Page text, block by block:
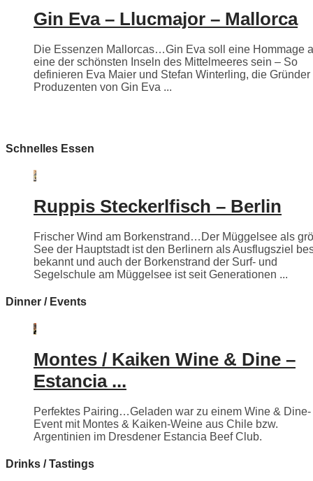
Gin Eva – Llucmajor – Mallorca
Die Essenzen Mallorcas…Gin Eva soll eine Hommage
eine der schönsten Inseln des Mittelmeeres sein – So
definieren Eva Maier und Stefan Winterling, die Gründer
Produzenten von Gin Eva ...
Schnelles Essen
Ruppis Steckerlfisch – Berlin
Frischer Wind am Borkenstrand…Der Müggelsee als
See der Hauptstadt ist den Berlinern als Ausflugsziel
bekannt und auch der Borkenstrand der Surf- und
Segelschule am Müggelsee ist seit Generationen ...
Dinner / Events
Montes / Kaiken Wine & Dine –
Estancia ...
Perfektes Pairing…Geladen war zu einem Wine & Dine-
Event mit Montes & Kaiken-Weine aus Chile bzw.
Argentinien im Dresdener Estancia Beef Club.
Drinks / Tastings